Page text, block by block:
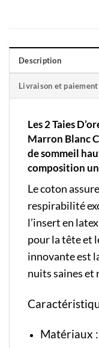
Description
Livraison et paiement
Les 2Taies
Marron Blanc
de sommeil
composition
Le coton
respirabilité
l’insert en
pour la tête et
innovante est
nuits saines et
Matériaux